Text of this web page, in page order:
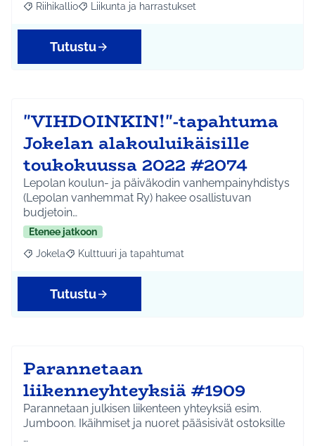
Rajaa tulokset aihepiirin mukaan: Riihikallio
Riihikallio Rajaa tulokset teeman mukaan: Liikunta ja
Liikunta ja harrastukset
Tutustu
"VIHDOINKIN!"-tapahtuma
Jokelan alakouluikäisille
toukokuussa 2022 #2074
Lepolan koulun- ja päiväkodin vanhempainyhdistys
(Lepolan vanhemmat Ry) hakee osallistuvan
budjetoin…
Etenee jatkoon
Rajaa tulokset aihepiirin mukaan: Jokela
Jokela Rajaa tulokset teeman mukaan: Kulttuuri ja
Kulttuuri ja tapahtumat
Tutustu
Parannetaan
liikenneyhteyksiä #1909
Parannetaan julkisen liikenteen yhteyksiä esim.
Jumboon. Ikäihmiset ja nuoret pääsisivät ostoksille
…